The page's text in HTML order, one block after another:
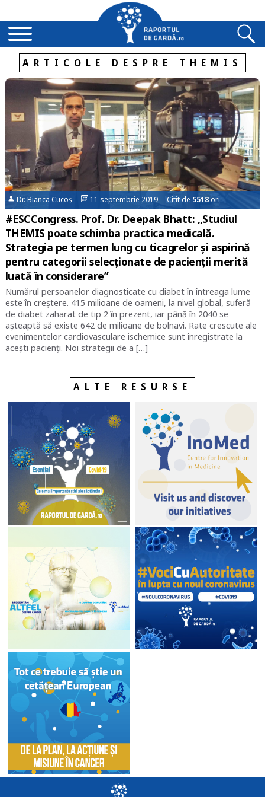
ARTICOLE DESPRE THEMIS
Dr. Bianca Cucoș 11 septembrie 2019 Citit de 5518ori
#ESCCongress. Prof. Dr. Deepak Bhatt: „Studiul
THEMIS poate schimba practica medicală.
Strategia pe termen lung cu ticagrelor și aspirină
pentru categorii selecționate de pacienții merită
luată în considerare”
Numărul persoanelor diagnosticate cu diabet în întreaga lume
este în creștere. 415 milioane de oameni, la nivel global, suferă
de diabet zaharat de tip 2 în prezent, iar până în 2040 se
așteaptă să existe 642 de milioane de bolnavi. Rate crescute ale
evenimentelor cardiovasculare ischemice sunt înregistrate la
acești pacienți. Noi strategii de a […]
ALTE RESURSE